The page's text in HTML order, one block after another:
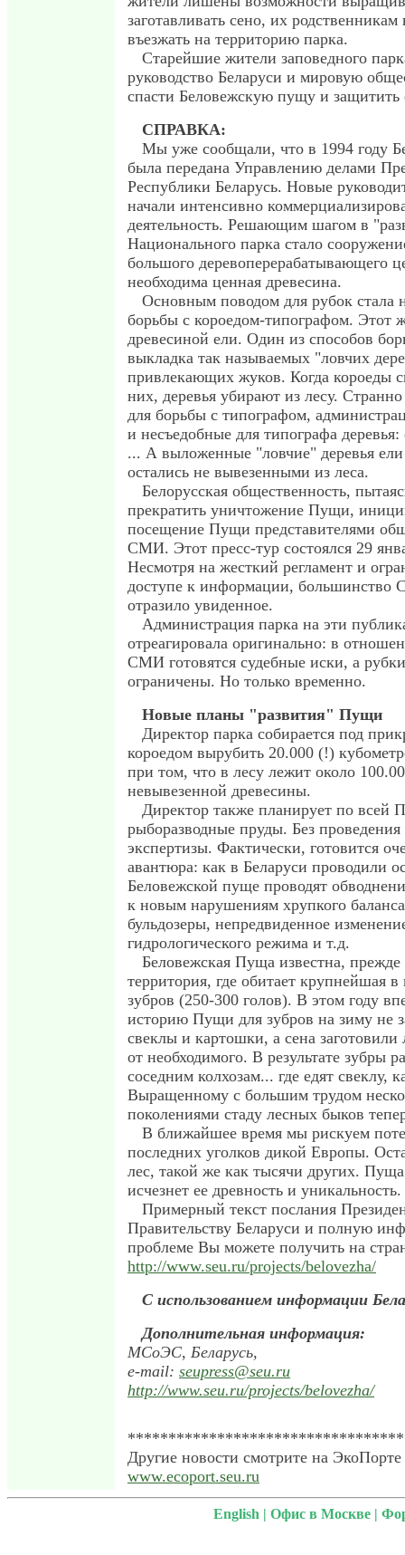
заготавливать сено, их родственникам
въезжать на территорию парка.
Старейшие жители заповедного
руководство Беларуси и мировую
спасти Беловежскую пущу и защитить
СПРАВКА:
Мы уже сообщали, что в 1994 году
была передана Управлению делами
Республики Беларусь. Новые
начали интенсивно
деятельность. Решающим шагом в
Национального парка стало
большого деревоперерабатывающего
необходима ценная древесина.
Основным поводом для рубок стала
борьбы с короедом-типографом. Этот
древесиной ели. Один из способов
выкладка так называемых "ловчих
привлекающих жуков. Когда короеды
них, деревья убирают из лесу.
для борьбы с типографом,
и несъедобные для типографа
... А выложенные "ловчие" деревья ели
остались не вывезенными из леса.
Белорусская общественность,
прекратить уничтожение Пущи,
посещение Пущи представителями
СМИ. Этот пресс-тур состоялся 29
Несмотря на жесткий регламент и
доступе к информации, большинство
отразило увиденное.
Администрация парка на эти
отреагировала оригинально: в
СМИ готовятся судебные иски, а
ограничены. Но только временно.
Новые планы "развития" Пущи
Директор парка собирается под
короедом вырубить 20.000 (!)
при том, что в лесу лежит около
невывезенной древесины.
Директор также планирует по всей
рыборазводные пруды. Без проведения
экспертизы. Фактически, готовится
авантюра: как в Беларуси проводили
Беловежской пуще проводят
к новым нарушениям хрупкого
бульдозеры, непредвиденное
гидрологического режима и т.д.
Беловежская Пуща известна, прежде
территория, где обитает крупнейшая
зубров (250-300 голов). В этом году
историю Пущи для зубров на зиму не
свеклы и картошки, а сена
от необходимого. В результате зубры
соседним колхозам... где едят свеклу,
Выращенному с большим трудом
поколениями стаду лесных быков
В ближайшее время мы рискуем
последних уголков дикой Европы.
лес, такой же как тысячи других. Пуща
исчезнет ее древность и уникальность.
Примерный текст послания
Правительству Беларуси и полную
проблеме Вы можете получить на
http://www.seu.ru/projects/belovezha/
С использованием информации
Дополнительная информация:
МСоЭС, Беларусь,
e-mail: seupress@seu.ru
http://www.seu.ru/projects/belovezha/
Другие новости смотрите на ЭкоПорте
www.ecoport.seu.ru
English | Офис в Москве |